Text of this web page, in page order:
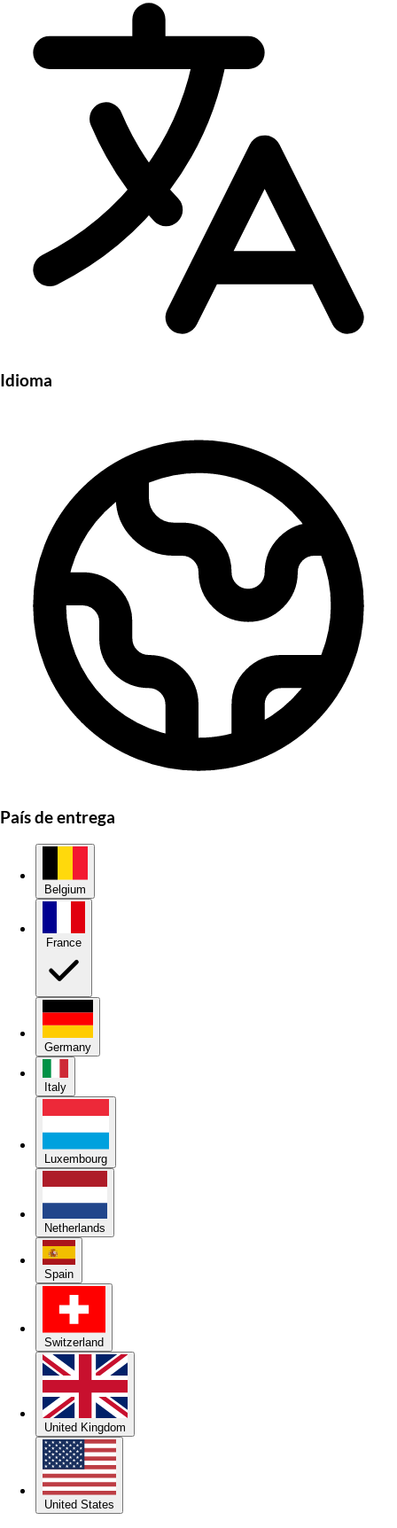
Idioma
País de entrega
Belgium
Germany
Italy
Luxembourg
Netherlands
Spain
Switzerland
United Kingdom
United States